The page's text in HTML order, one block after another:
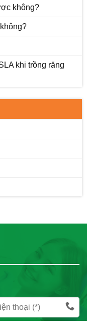
không?
khi trồng răng